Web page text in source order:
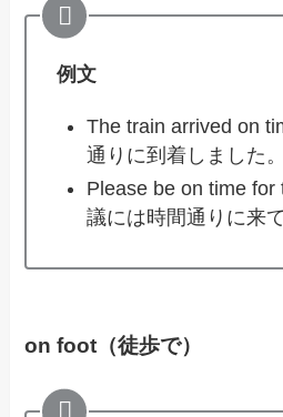
例文
The train arrived on
通りに到着しました。
Please be on time for
議には時間通りに来
on foot（徒歩で）